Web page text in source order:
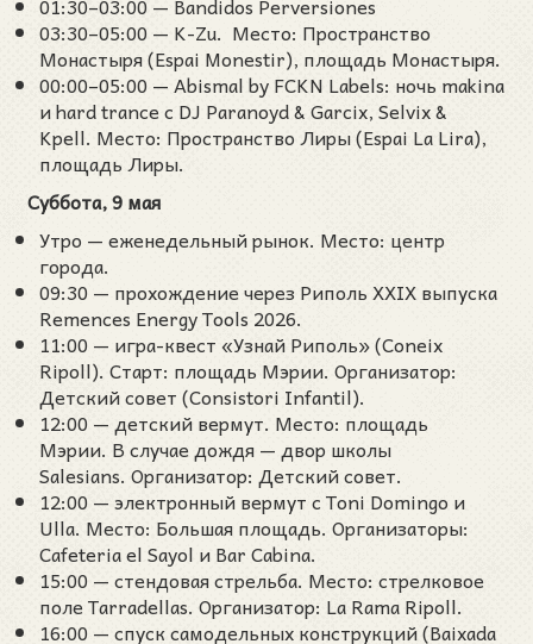
03:30–05:00 — K-Zu. Место: Пространство
Монастыря (Espai Monestir), площадь Монастыря.
00:00–05:00 — Abismal by FCKN Labels: ночь makina
и hard trance с DJ Paranoyd & Garcix, Selvix &
Kpell. Место: Пространство Лиры (Espai La Lira),
площадь Лиры.
Суббота, 9 мая
Утро — еженедельный рынок. Место: центр
города.
09:30 — прохождение через Риполь XXIX выпуска
Remences Energy Tools 2026.
11:00 — игра-квест «Узнай Риполь» (Coneix
Ripoll). Старт: площадь Мэрии. Организатор:
Детский совет (Consistori Infantil).
12:00 — детский вермут. Место: площадь
Мэрии. В случае дождя — двор школы
Salesians. Организатор: Детский совет.
12:00 — электронный вермут с Toni Domingo и
Ulla. Место: Большая площадь. Организаторы:
Cafeteria el Sayol и Bar Cabina.
15:00 — стендовая стрельба. Место: стрелковое
поле Tarradellas. Организатор: La Rama Ripoll.
16:00 — спуск самодельных конструкций (Baixada